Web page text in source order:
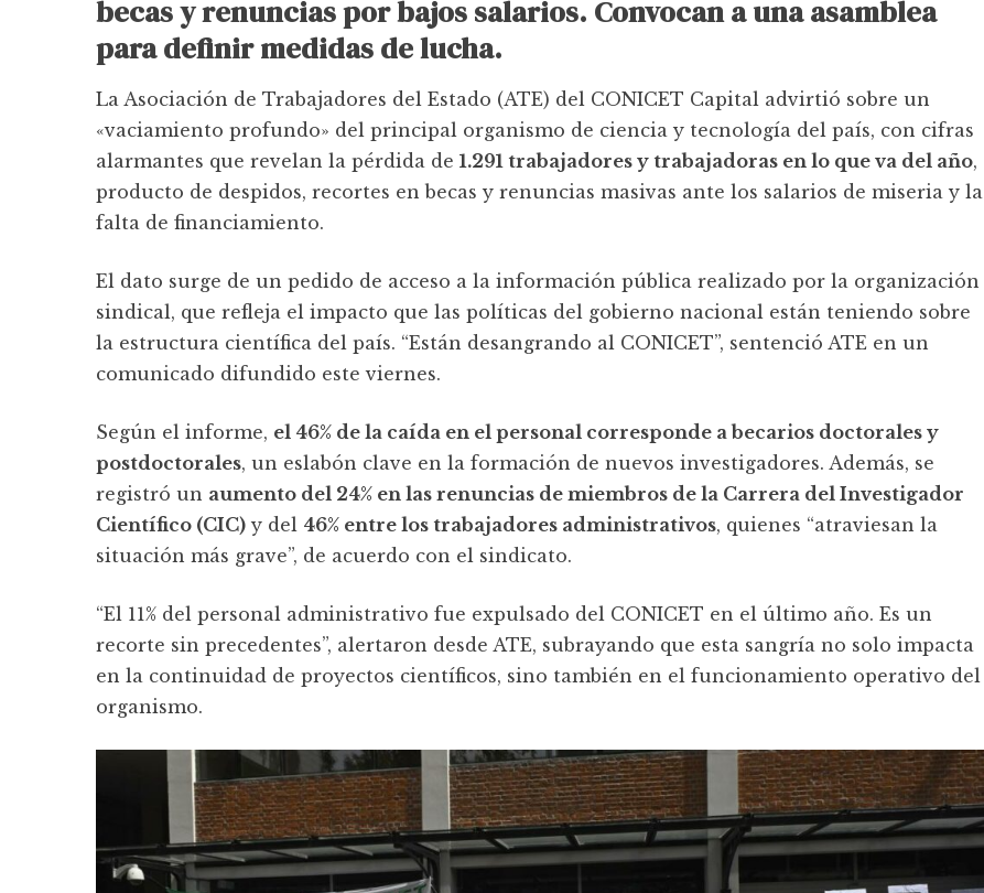
becas y renuncias por bajos salarios. Convocan a una asamblea
para definir medidas de lucha.
La Asociación de Trabajadores del Estado (ATE) del CONICET Capital advirtió sobre un
«vaciamiento profundo» del principal organismo de ciencia y tecnología del país, con cifras
alarmantes que revelan la pérdida de 1.291 trabajadores y trabajadoras en lo que va del año,
producto de despidos, recortes en becas y renuncias masivas ante los salarios de miseria y la
falta de financiamiento.
El dato surge de un pedido de acceso a la información pública realizado por la organización
sindical, que refleja el impacto que las políticas del gobierno nacional están teniendo sobre
la estructura científica del país. “Están desangrando al CONICET”, sentenció ATE en un
comunicado difundido este viernes.
Según el informe, el 46% de la caída en el personal corresponde a becarios doctorales y
postdoctorales, un eslabón clave en la formación de nuevos investigadores. Además, se
registró un aumento del 24% en las renuncias de miembros de la Carrera del Investigador
Científico (CIC) y del 46% entre los trabajadores administrativos, quienes “atraviesan la
situación más grave”, de acuerdo con el sindicato.
“El 11% del personal administrativo fue expulsado del CONICET en el último año. Es un
recorte sin precedentes”, alertaron desde ATE, subrayando que esta sangría no solo impacta
en la continuidad de proyectos científicos, sino también en el funcionamiento operativo del
organismo.